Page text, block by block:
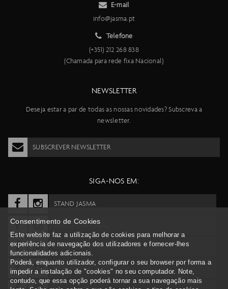
E-mail
info@jasma.pt
Telefone
(+351) 212 268 838
(Chamada para rede fixa Nacional)
NEWSLETTER
Deseja estar a par de todas as nossas novidades? Subscreva a
newsletter.
SUBSCREVER NEWSLETTER
SIGA-NOS EM:
STAND JASMA
SCOTT PORTUGAL
SYNCROS PORTUGAL
BERGAMONT PORTUGAL
Consentimento de Cookies
Este website faz a utilização de cookies para melhorar a
experiência de navegação dos utilizadores e fornecer-lhes
funcionalidades adicionais.
Poderá, enquanto utilizador, configurar o seu browser por forma a
impedir a instalação de "cookies" no seu computador. Note,
contudo, que essa opção poderá tornar a sua navegação mais